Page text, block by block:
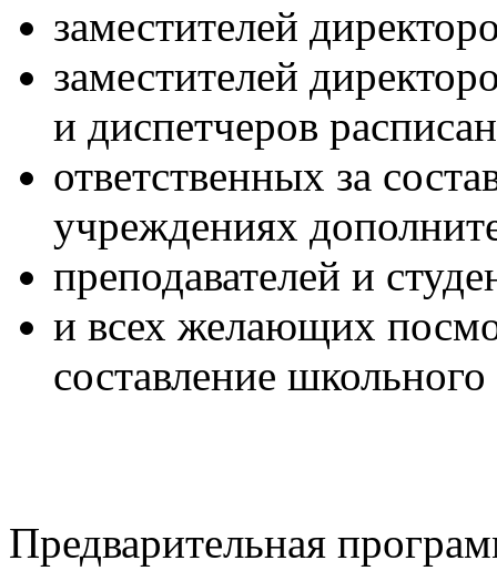
заместителей
заместителей
и диспетчеров
ответственных за
учреждениях
преподавателей и
и всех желающих
составление
Предварительная